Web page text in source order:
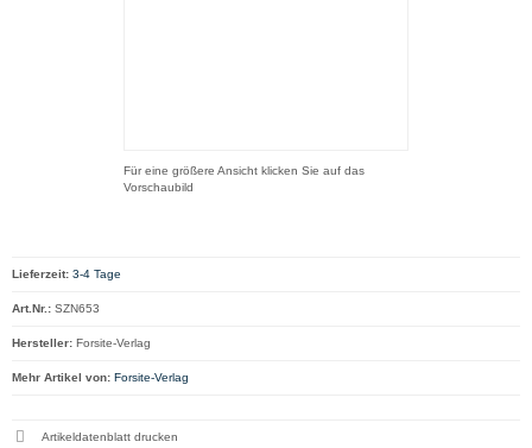
Für eine größere Ansicht klicken Sie auf das
Vorschaubild
Lieferzeit: 3-4 Tage
Art.Nr.: SZN653
Hersteller: Forsite-Verlag
Mehr Artikel von: Forsite-Verlag
Artikeldatenblatt drucken